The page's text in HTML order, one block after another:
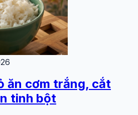
ăn cơm trắng, cắt
tinh bột